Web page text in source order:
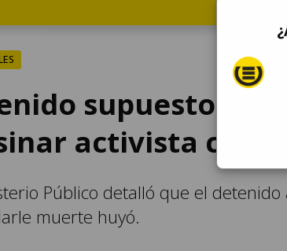
supuesto
activista
Público detalló que el
muerte huyó.